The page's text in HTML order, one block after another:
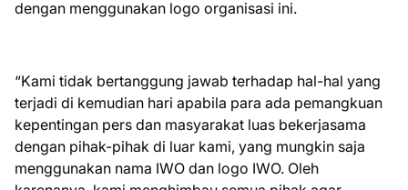
dengan menggunakan logo organisasi ini.
“Kami tidak bertanggung jawab terhadap hal-hal yang
terjadi di kemudian hari apabila para ada pemangkuan
kepentingan pers dan masyarakat luas bekerjasama
dengan pihak-pihak di luar kami, yang mungkin saja
menggunakan nama IWO dan logo IWO. Oleh